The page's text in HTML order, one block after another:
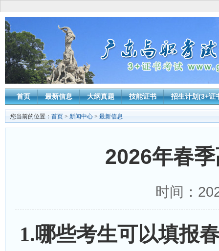
首页 最新信息 大纲真题 技能证书 招生计划(3+证
您当前的位置： 首页 > 新闻中心 > 最新信息
2026年春
时间：
1.哪些考生可以填报